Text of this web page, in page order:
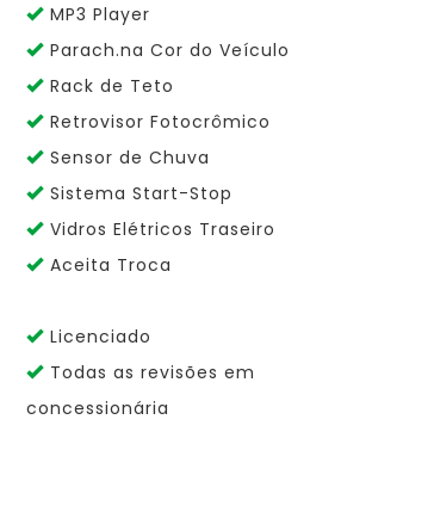
MP3 Player
Parach.na Cor do Veículo
Rack de Teto
Retrovisor Fotocrômico
Sensor de Chuva
Sistema Start-Stop
Vidros Elétricos Traseiro
Aceita Troca
Licenciado
Todas as revisões em
concessionária